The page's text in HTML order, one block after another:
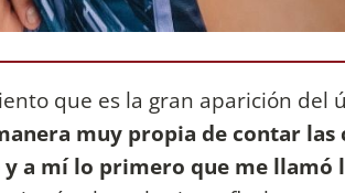
que es la gran aparición del
muy propia de contar las
a mí lo primero que me llamó